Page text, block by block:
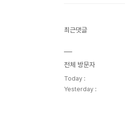
최근댓글
전체 방문자
Today :
Yesterday :